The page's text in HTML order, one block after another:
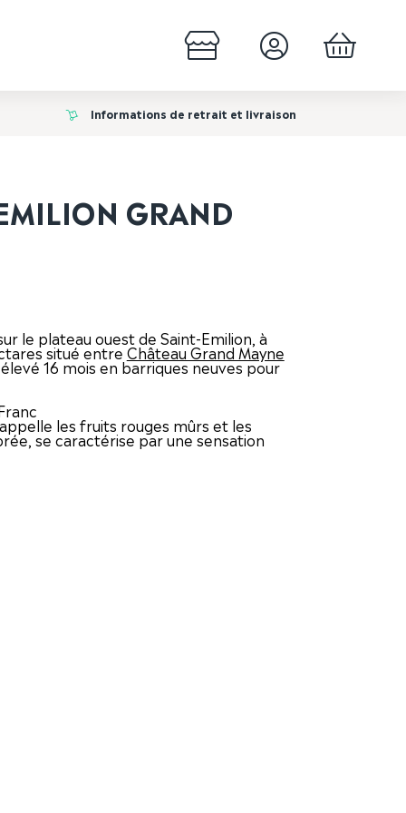
Informations de retrait et livraison
GRAND
le plateau ouest de Saint-Emilion, à
situé entreChâteau Grand Mayne
16 mois en barriques neuves pour
les fruits rouges mûrs et les
se caractérise par une sensation